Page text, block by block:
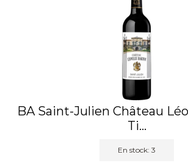
BA Saint-Julien Château
Ti...
En stock: 3